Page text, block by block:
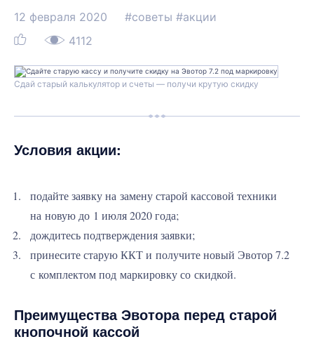
12 февраля 2020 #советы #акции
4112
Сдай старый калькулятор и счеты — получи крутую скидку
Условия акции:
подайте заявку на замену старой кассовой техники
на новую до 1 июля 2020 года;
дождитесь подтверждения заявки;
принесите старую ККТ и получите новый Эвотор 7.2
с комплектом под маркировку со скидкой.
Преимущества Эвотора перед старой
кнопочной кассой